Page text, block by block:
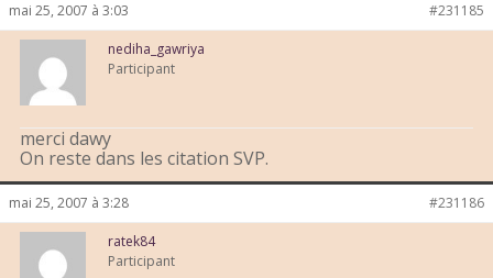
mai 25, 2007 à 3:03 #231185
nediha_gawriya
Participant
merci dawy
On reste dans les citation SVP.
mai 25, 2007 à 3:28 #231186
ratek84
Participant